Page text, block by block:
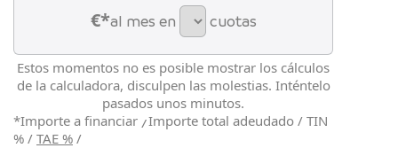
€*al mes en cuotas
Estos momentos no es posible mostrar los cálculos
de la calculadora, disculpen las molestias. Inténtelo
pasados unos minutos.
*Importe a financiar /Importe total adeudado / TIN
% / TAE % /